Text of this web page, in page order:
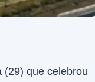
(29) que celebrou